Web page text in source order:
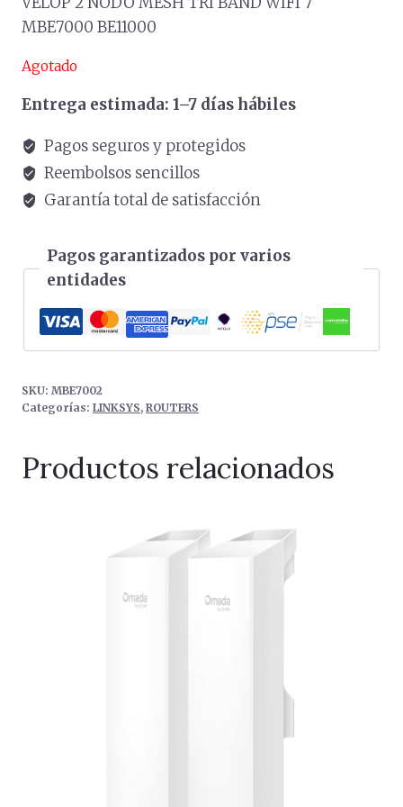
MBE7000 BE11000
Agotado
Entrega estimada: 1–7 días hábiles
Pagos seguros y protegidos
Reembolsos sencillos
Garantía total de satisfacción
Pagos garantizados por varios
entidades
SKU: MBE7002
Categorías: LINKSYS, ROUTERS
Productos relacionados